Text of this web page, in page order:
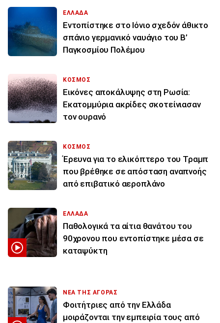
ΕΛΛΑΔΑ
Εντοπίστηκε στο Ιόνιο σχεδόν άθικτο
σπάνιο γερμανικό ναυάγιο του Β’
Παγκοσμίου Πολέμου
ΚΟΣΜΟΣ
Εικόνες αποκάλυψης στη Ρωσία:
Εκατομμύρια ακρίδες σκοτείνιασαν
τον ουρανό
ΚΟΣΜΟΣ
Έρευνα για το ελικόπτερο του Τραμπ
που βρέθηκε σε απόσταση αναπνοής
από επιβατικό αεροπλάνο
ΕΛΛΑΔΑ
Παθολογικά τα αίτια θανάτου του
90χρονου που εντοπίστηκε μέσα σε
καταψύκτη
ΝΕΑ ΤΗΣ ΑΓΟΡΑΣ
Φοιτήτριες από την Ελλάδα
μοιράζονται την εμπειρία τους από